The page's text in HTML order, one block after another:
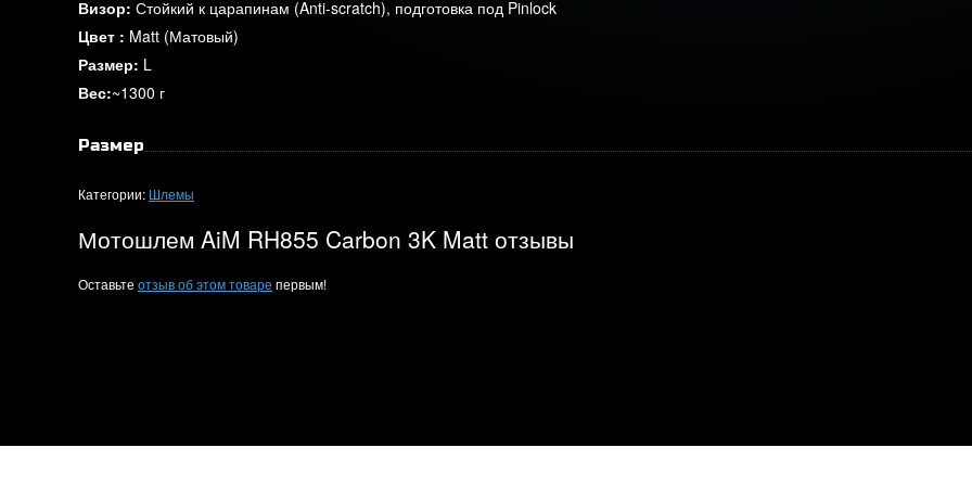
Визор: Стойкий к царапинам (Anti-scratch), подготовка под Pinlock
Цвет : Matt (Матовый)
Размер: L
Вес:~1300 г
Размер
Категории: Шлемы
Мотошлем AiM RH855 Carbon 3K Matt отзывы
Оставьте отзыв об этом товаре первым!